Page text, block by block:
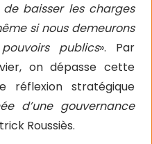
de baisser les charges
si nous demeurons
publics». Par
on dépasse cette
réflexion stratégique
d’une gouvernance
Roussiès.